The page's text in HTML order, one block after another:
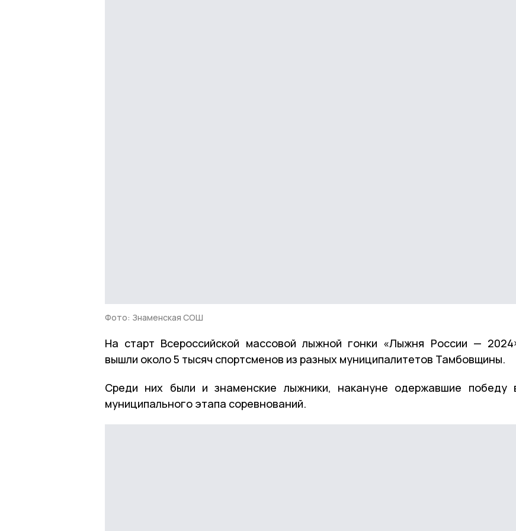
Фото: Знаменская СОШ
На старт Всероссийской массовой лыжной гонки «Лыжня России —
вышли около 5 тысяч спортсменов из разных муниципалитетов Тамбовщины.
Среди них были и знаменские лыжники, накануне одержавшие победу
муниципального этапа соревнований.